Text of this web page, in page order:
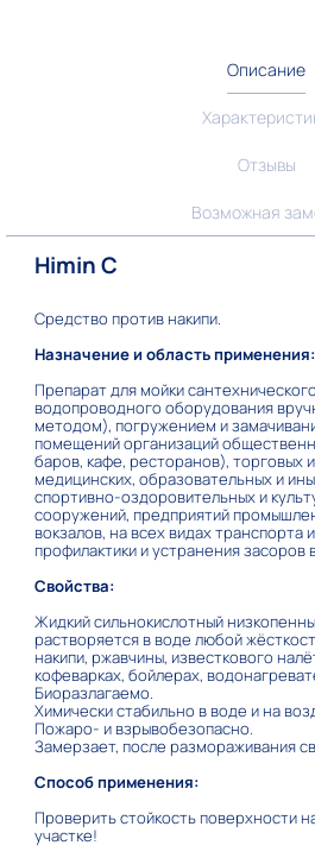
Описание
Отзывы
Возможная
Himin C
Средство против накипи.
Назначение и область применения:
Препарат для мойки
водопроводного оборудования
методом), погружением и
помещений организаций
баров, кафе, ресторанов), торговых
медицинских, образовательных и
спортивно-оздоровительных и
сооружений, предприятий
вокзалов, на всех видах
профилактики и устранения засоров
Свойства:
Жидкий сильнокислотный
растворяется в воде любой
накипи, ржавчины, известкового
кофеварках, бойлерах,
Биоразлагаемо.
Химически стабильно в воде и на
Пожаро- и взрывобезопасно.
Замерзает, после размораживания
Способ применения:
Проверить стойкость поверхности
участке!